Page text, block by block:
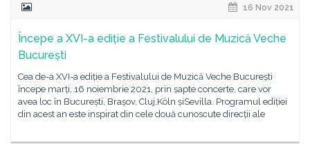
16 Nov 2021
Începe a XVI-a ediție a Festivalului de Muzică Veche
București
Cea de-a XVI-a ediție a Festivalului de Muzică Veche București
începe marți, 16 noiembrie 2021, prin șapte concerte, care vor
avea loc în București, Brașov, Cluj,Köln șiSevilla. Programul ediției
din acest an este inspirat din cele două cunoscute direcții ale